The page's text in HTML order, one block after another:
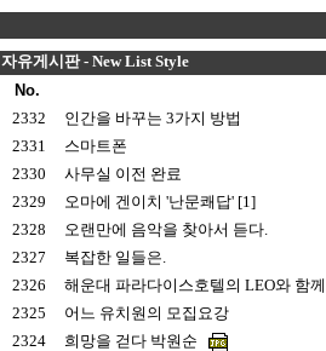
자유게시판 - New List Style
No.
2332
인간을 바꾸는 3가지 방법
2331
스마트폰
2330
사무실 이전 완료
2329
오마에 겐이치 '난문쾌답' [1]
2328
오랜만에 음악을 찾아서 듣다.
2327
복잡한 일들은.
2326
해운대 파라다이스호텔의 LEO와 함
2325
어느 유치원의 모집요강
2324
희망을 걷다 박원순